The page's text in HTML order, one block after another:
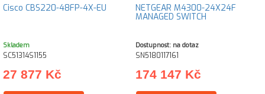
Cisco CBS220-48FP-4X-EU
Skladem
SC51314S1155
27 877 Kč
NETGEAR M4300-24X24F
MANAGED SWITCH
Dostupnost: na dotaz
SN5180117161
174 147 Kč